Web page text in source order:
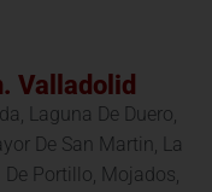
Valladolid
Laguna De Duero,
De San Martin, La
Portillo, Mojados,